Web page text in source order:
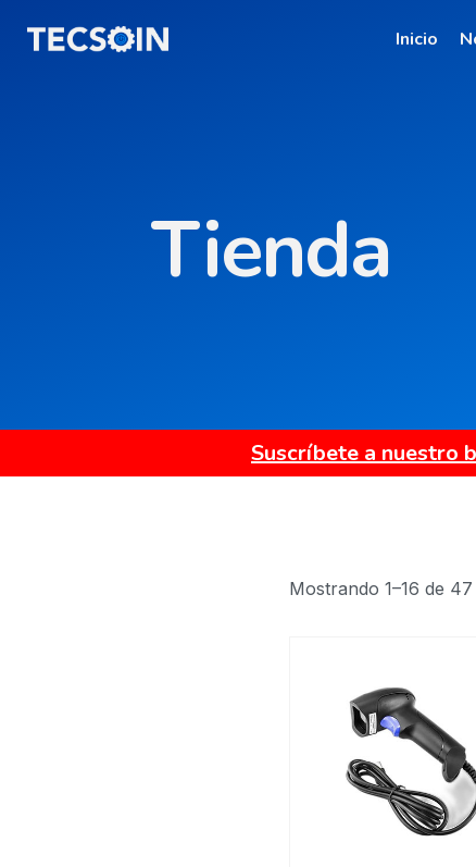
Inicio
Tienda
Suscríbete a nuestro
Mostrando 1–16 de